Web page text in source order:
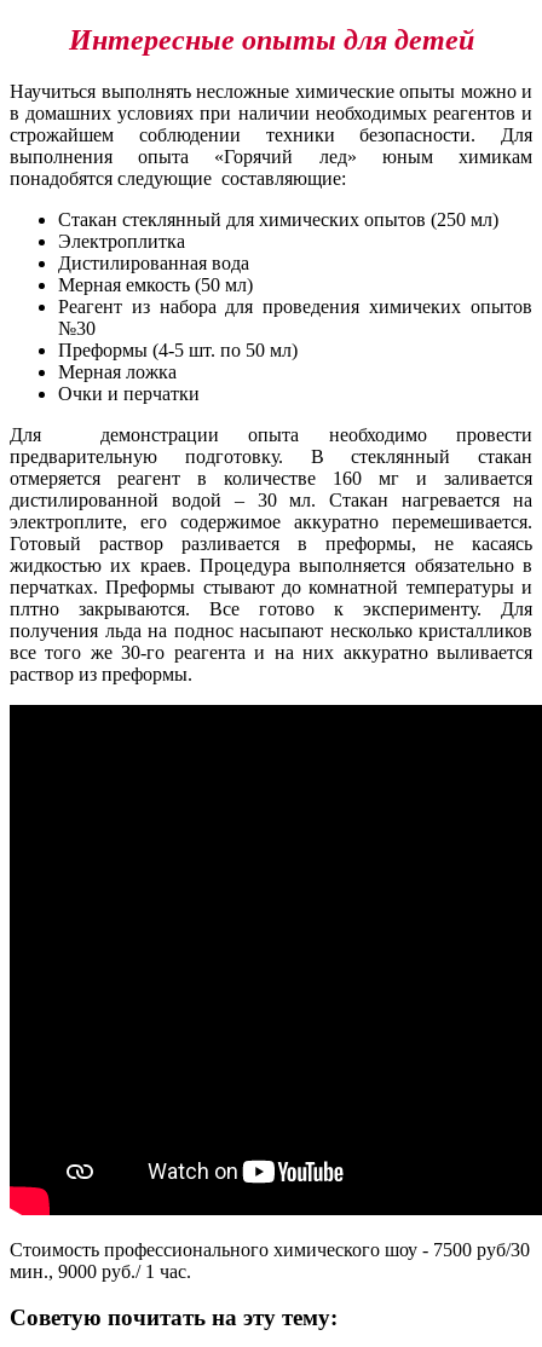
Интересные опыты для детей
Научиться выполнять несложные химические опыты можно и
в домашних условиях при наличии необходимых реагентов и
строжайшем соблюдении техники безопасности. Для
выполнения опыта «Горячий лед» юным химикам
понадобятся следующие составляющие:
Стакан стеклянный для химических опытов (250 мл)
Электроплитка
Дистилированная вода
Мерная емкость (50 мл)
Реагент из набора для проведения химичеких опытов
№30
Преформы (4-5 шт. по 50 мл)
Мерная ложка
Очки и перчатки
Для демонстрации опыта необходимо провести
предварительную подготовку. В стеклянный стакан
отмеряется реагент в количестве 160 мг и заливается
дистилированной водой – 30 мл. Стакан нагревается на
электроплите, его содержимое аккуратно перемешивается.
Готовый раствор разливается в преформы, не касаясь
жидкостью их краев. Процедура выполняется обязательно в
перчатках. Преформы стывают до комнатной температуры и
плтно закрываются. Все готово к эксперименту. Для
получения льда на поднос насыпают несколько кристалликов
все того же 30-го реагента и на них аккуратно выливается
раствор из преформы.
Стоимость профессионального химического шоу - 7500 руб/30
мин., 9000 руб./ 1 час.
Советую почитать на эту тему: